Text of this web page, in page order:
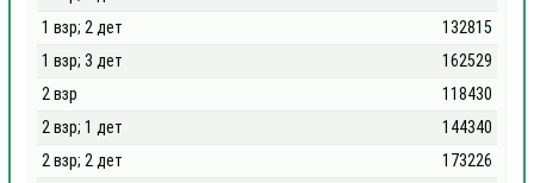
1 взр; 2 дет
132815
1 взр; 3 дет
162529
2 взр
118430
2 взр; 1 дет
144340
2 взр; 2 дет
173226